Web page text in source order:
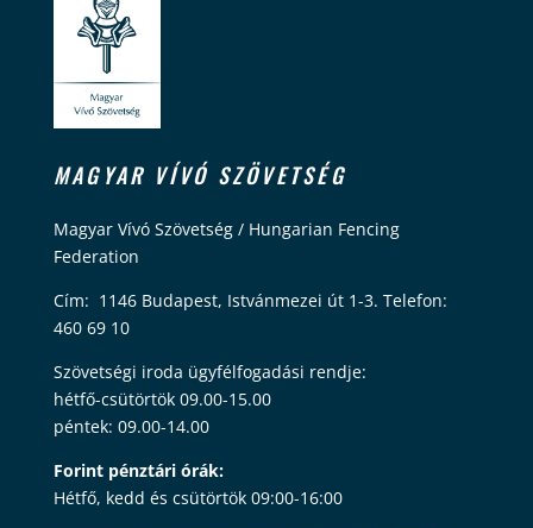
MAGYAR VÍVÓ SZÖVETSÉG
Magyar Vívó Szövetség / Hungarian Fencing
Federation
Cím: 1146 Budapest, Istvánmezei út 1-3. Telefon:
460 69 10
Szövetségi iroda ügyfélfogadási rendje:
hétfő-csütörtök 09.00-15.00
péntek: 09.00-14.00
Forint pénztári órák:
Hétfő, kedd és csütörtök 09:00-16:00